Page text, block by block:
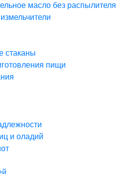
масло без распылителя
стаканы
пищи
и оладий